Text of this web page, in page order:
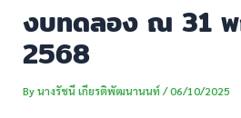
งบทดลอง ณ 31
2568
Byนางรัชนี เกียรติพัฒนานนท์/06/10/2025